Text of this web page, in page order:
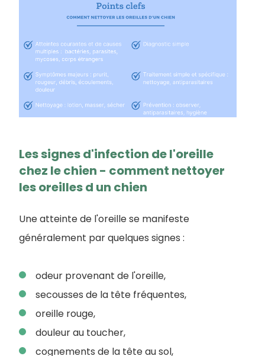
Les signes d'infection de l'oreille
chez le chien - comment nettoyer
les oreilles d un chien
Une atteinte de l'oreille se manifeste
généralement par quelques signes :
odeur provenant de l'oreille,
secousses de la tête fréquentes,
oreille rouge,
douleur au toucher,
cognements de la tête au sol,